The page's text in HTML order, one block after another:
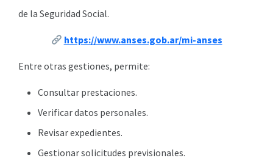
de la Seguridad Social.
https://www.anses.gob.ar/mi-anses
Entre otras gestiones, permite:
Consultar prestaciones.
Verificar datos personales.
Revisar expedientes.
Gestionar solicitudes previsionales.